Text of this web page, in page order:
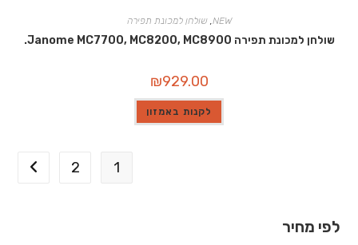
NEW
,שולחן למכונת תפירה
שולחן למכונת תפירה Janome MC7700, MC8200, MC8900.
₪929.00
לקנות באמזון
1
2
לפי מחיר